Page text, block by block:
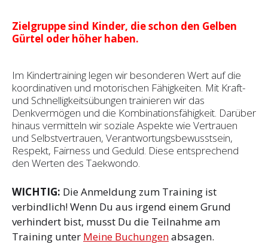
Zielgruppe sind Kinder, die schon den Gelben
Gürtel oder höher haben.
Im Kindertraining legen wir besonderen Wert auf die
koordinativen und motorischen Fähigkeiten. Mit Kraft-
und Schnelligkeitsübungen trainieren wir das
Denkvermögen und die Kombinationsfähigkeit. Darüber
hinaus vermitteln wir soziale Aspekte wie Vertrauen
und Selbst­vertrauen, Verantwortungsbewusstsein,
Respekt, Fairness und Geduld. Diese entsprechend
den Werten des Taekwondo.
WICHTIG: Die Anmeldung zum Training ist
verbindlich! Wenn Du aus irgend einem Grund
verhindert bist, musst Du die Teilnahme am
Training unter Meine Buchungenabsagen.